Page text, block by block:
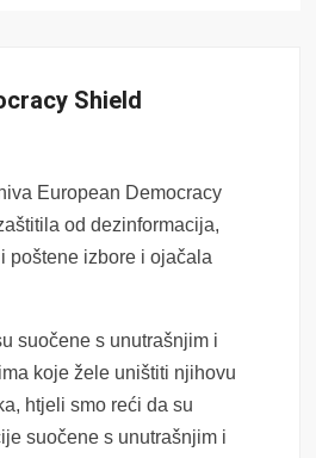
Shield
European Democracy
od dezinformacija,
poštene izbore i ojačala
suočene s unutrašnjim i
koje žele uništiti njihovu
htjeli smo reći da su
suočene s unutrašnjim i